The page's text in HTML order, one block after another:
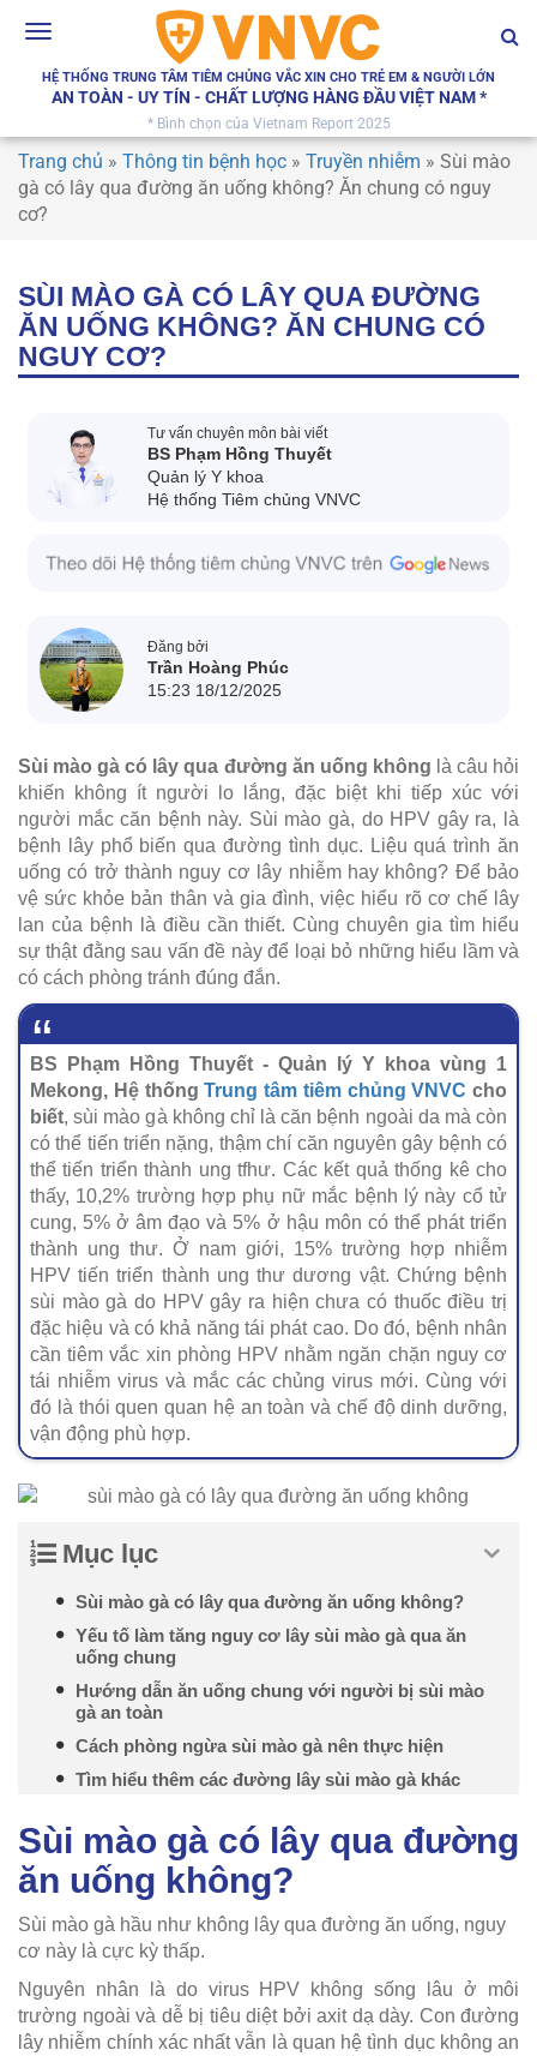
Toggle
HỆ THỐNG TRUNG TÂM TIÊM CHỦNG VẮC XIN CHO TRẺ EM & NGƯỜI LỚN
AN TOÀN - UY TÍN - CHẤT LƯỢNG HÀNG ĐẦU VIỆT NAM *
* Bình chọn của Vietnam Report 2025
Trang chủ » Thông tin bệnh học » Truyền nhiễm » Sùi mào
gà có lây qua đường ăn uống không? Ăn chung có nguy
cơ?
SÙI MÀO GÀ CÓ LÂY QUA ĐƯỜNG
ĂN UỐNG KHÔNG? ĂN CHUNG CÓ
NGUY CƠ?
Tư vấn chuyên môn bài viết
BS Phạm Hồng Thuyết
Quản lý Y khoa
Hệ thống Tiêm chủng VNVC
Đăng bởi
Trần Hoàng Phúc
15:23 18/12/2025
Sùi mào gà có lây qua đường ăn uống không là câu hỏi
khiến không ít người lo lắng, đặc biệt khi tiếp xúc với
người mắc căn bệnh này. Sùi mào gà, do HPV gây ra, là
bệnh lây phổ biến qua đường tình dục. Liệu quá trình ăn
uống có trở thành nguy cơ lây nhiễm hay không? Để bảo
vệ sức khỏe bản thân và gia đình, việc hiểu rõ cơ chế lây
lan của bệnh là điều cần thiết. Cùng chuyên gia tìm hiểu
sự thật đằng sau vấn đề này để loại bỏ những hiểu lầm và
có cách phòng tránh đúng đắn.
BS Phạm Hồng Thuyết - Quản lý Y khoa vùng 1
Mekong, Hệ thốngTrung tâm tiêm chủng VNVC cho
biết, sùi mào gà không chỉ là căn bệnh ngoài da mà còn
có thể tiến triển nặng, thậm chí căn nguyên gây bệnh có
thể tiến triển thành ung tfhư. Các kết quả thống kê cho
thấy, 10,2% trường hợp phụ nữ mắc bệnh lý này cổ tử
cung, 5% ở âm đạo và 5% ở hậu môn có thể phát triển
thành ung thư. Ở nam giới, 15% trường hợp nhiễm
HPV tiến triển thành ung thư dương vật. Chứng bệnh
sùi mào gà do HPV gây ra hiện chưa có thuốc điều trị
đặc hiệu và có khả năng tái phát cao. Do đó, bệnh nhân
cần tiêm vắc xin phòng HPV nhằm ngăn chặn nguy cơ
tái nhiễm virus và mắc các chủng virus mới. Cùng với
đó là thói quen quan hệ an toàn và chế độ dinh dưỡng,
vận động phù hợp.
Mục lục
Sùi mào gà có lây qua đường ăn uống không?
Yếu tố làm tăng nguy cơ lây sùi mào gà qua ăn
uống chung
Hướng dẫn ăn uống chung với người bị sùi mào
gà an toàn
Cách phòng ngừa sùi mào gà nên thực hiện
Tìm hiểu thêm các đường lây sùi mào gà khác
Sùi mào gà có lây qua đường
ăn uống không?
Sùi mào gà hầu như không lây qua đường ăn uống, nguy
cơ này là cực kỳ thấp.
Nguyên nhân là do virus HPV không sống lâu ở môi
trường ngoài và dễ bị tiêu diệt bởi axit dạ dày. Con đường
lây nhiễm chính xác nhất vẫn là quan hệ tình dục không an